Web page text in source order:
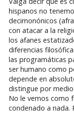
hispanos no
decimonónicos
con atacar a la
los afanes
diferencias
las programáticas
ser humano como
depende en
distingue por
No le vemos como
condenado a nada.